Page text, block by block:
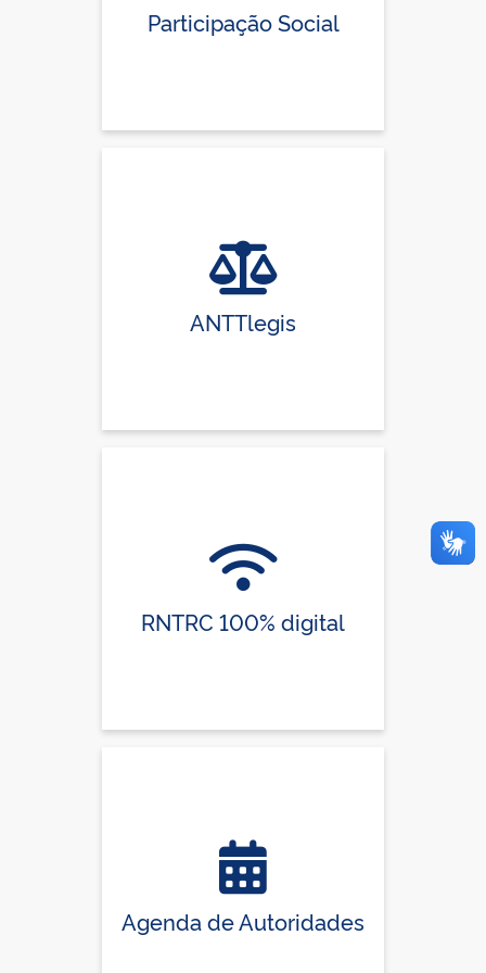
Participação Social
ANTTlegis
RNTRC 100% digital
Agenda de Autoridades